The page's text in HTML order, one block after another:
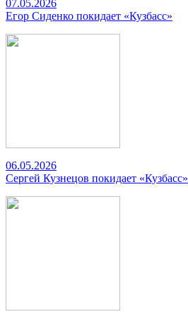
07.05.2026
Егор Сиденко покидает «Кузбасс»
06.05.2026
Сергей Кузнецов покидает «Кузбасс»